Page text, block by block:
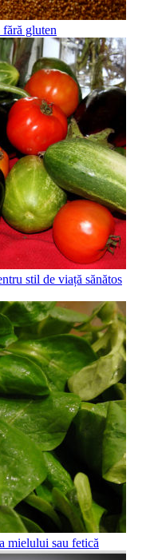
gluten
stil de viață sănătos
mielului sau fetică